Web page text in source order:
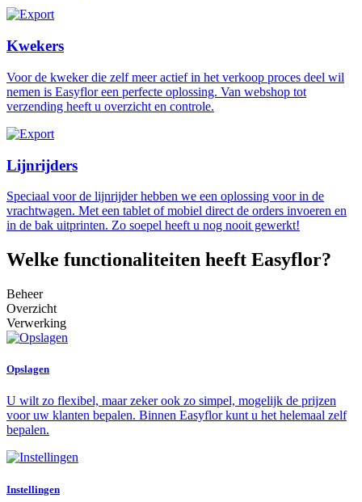
Kwekers
Voor de kweker die zelf meer actief in het verkoop proces deel wil
nemen is Easyflor een perfecte oplossing. Van webshop tot
verzending heeft u overzicht en controle.
Lijnrijders
Speciaal voor de lijnrijder hebben we een oplossing voor in de
vrachtwagen. Met een tablet of mobiel direct de orders invoeren en
in de bak uitprinten. Zo soepel heeft u nog nooit gewerkt!
Welke functionaliteiten heeft Easyflor?
Beheer
Overzicht
Verwerking
Opslagen
U wilt zo flexibel, maar zeker ook zo simpel, mogelijk de prijzen
voor uw klanten bepalen. Binnen Easyflor kunt u het helemaal zelf
bepalen.
Instellingen